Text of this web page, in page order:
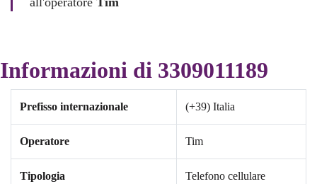
Informazioni di 3309011189
Prefisso internazionale (+39) Italia
Operatore Tim
Tipologia Telefono cellulare